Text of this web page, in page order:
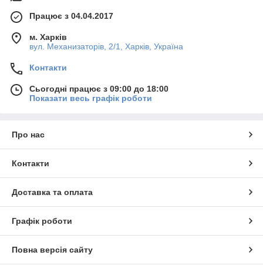
Працює з 04.04.2017
м. Харків
вул. Механизаторів, 2/1, Харків, Україна
Контакти
Сьогодні працює з 09:00 до 18:00
Показати весь графік роботи
Про нас
Контакти
Доставка та оплата
Графік роботи
Повна версія сайту